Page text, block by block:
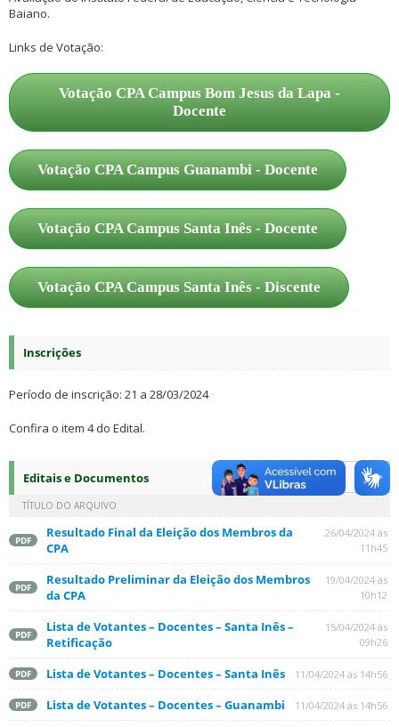
Baiano.
Links de Votação:
Votação CPA Campus Bom Jesus da Lapa -
Docente
Votação CPA Campus Guanambi - Docente
Votação CPA Campus Santa Inês - Docente
Votação CPA Campus Santa Inês - Discente
Inscrições
Período de inscrição: 21 a 28/03/2024
Confira o item 4 do Edital.
Editais e Documentos
TÍTULO DO ARQUIVO
PDF
Resultado Final da Eleição dos Membros da
CPA
26/04/2024 às
11h45
PDF
Resultado Preliminar da Eleição dos Membros
da CPA
19/04/2024 às
10h12
PDF
Lista de Votantes – Docentes – Santa Inês –
Retificação
15/04/2024 às
09h26
PDF Lista de Votantes – Docentes – Santa Inês 11/04/2024 às 14h56
PDF Lista de Votantes – Docentes – Guanambi 11/04/2024 às 14h56